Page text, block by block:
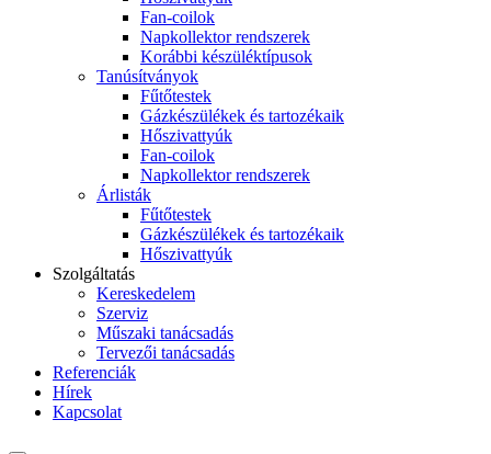
Fan-coilok
Napkollektor rendszerek
Korábbi készüléktípusok
Tanúsítványok
Fűtőtestek
Gázkészülékek és tartozékaik
Hőszivattyúk
Fan-coilok
Napkollektor rendszerek
Árlisták
Fűtőtestek
Gázkészülékek és tartozékaik
Hőszivattyúk
Szolgáltatás
Kereskedelem
Szerviz
Műszaki tanácsadás
Tervezői tanácsadás
Referenciák
Hírek
Kapcsolat